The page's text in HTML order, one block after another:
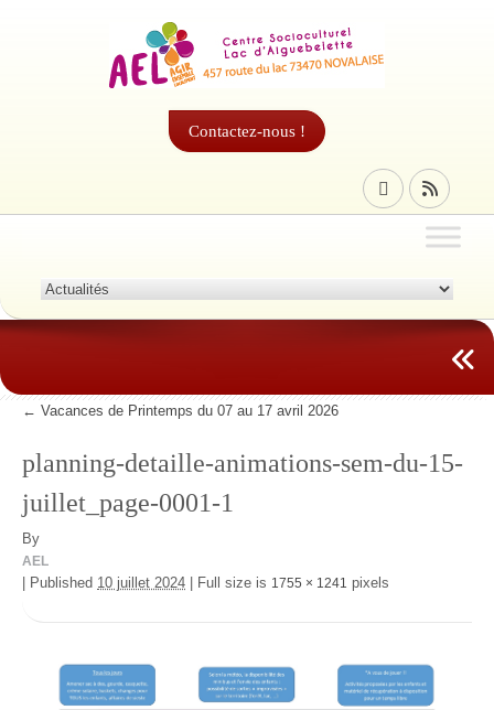
Contactez-nous !
← Vacances de Printemps du 07 au 17 avril 2026
planning-detaille-animations-sem-du-15-
juillet_page-0001-1
By
AEL
Published 10 juillet 2024 Full size is 1755 × 1241 pixels